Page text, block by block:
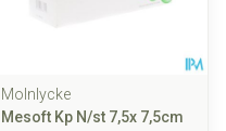
Molnlycke
Mesoft Kp N/st 7,5x 7,5cm